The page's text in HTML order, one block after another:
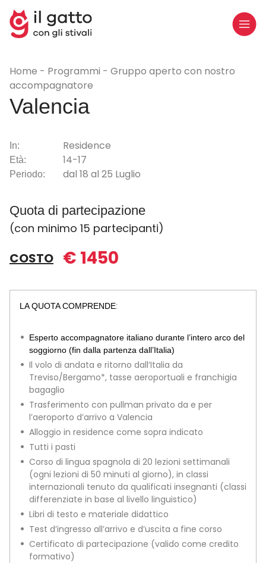
Home Programmi
Gruppo aperto con nostro
accompagnatore
Valencia
In: Residence
Età: 14-17
Periodo: dal 18 al 25 Luglio
Quota di partecipazione
(con minimo 15 partecipanti)
COSTO € 1450
LA QUOTA COMPRENDE:
Esperto accompagnatore italiano durante l’intero arco del
soggiorno (fin dalla partenza dall’Italia)
Il volo di andata e ritorno dall’Italia da
Treviso/Bergamo*, tasse aeroportuali e franchigia
bagaglio
Trasferimento con pullman privato da e per
l’aeroporto d’arrivo a Valencia
Alloggio in residence come sopra indicato
Tutti i pasti
Corso di lingua spagnola di 20 lezioni settimanali
(ogni lezioni di 50 minuti al giorno), in classi
internazionali tenuto da qualificati insegnanti (classi
differenziate in base al livello linguistico)
Libri di testo e materiale didattico
Test d’ingresso all’arrivo e d’uscita a fine corso
Certificato di partecipazione (valido come credito
formativo)